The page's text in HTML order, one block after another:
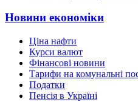
Новини економіки
Ціна нафти
Курси валют
Фінансові новини
Тарифи на комунальні
Податки
Пенсія в Україні